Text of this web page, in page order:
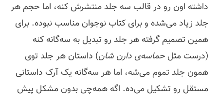
داشته اون رو در قالب سه جلد منتشرش کنه، اما حجم هر
جلد زیاد می‌شده و برای کتاب نوجوان مناسب نبوده. برای
همین تصمیم گرفته هر جلد رو تبدیل به سه‌گانه کنه
(درست مثل حماسه‌ی دارن شان) داستان هر جلد توی
همون جلد تموم می‌شه، اما هر سه‌گانه یک آرک داستانی
مستقل رو تشکیل می‌ده. اگه همه‌چی بدون مشکل پیش